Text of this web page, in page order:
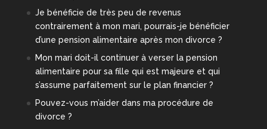
Je bénéficie de très peu de revenus
contrairement à mon mari, pourrais-je bénéficier
d’une pension alimentaire après mon divorce ?
Mon mari doit-il continuer à verser la pension
alimentaire pour sa fille qui est majeure et qui
s’assume parfaitement sur le plan financier ?
Pouvez-vous m’aider dans ma procédure de
divorce ?